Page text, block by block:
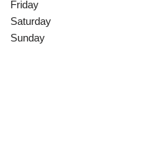
Friday
Saturday
Sunday